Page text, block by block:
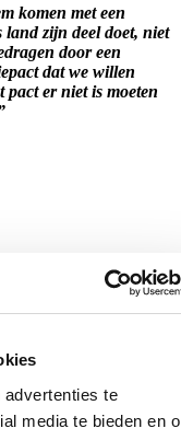
te
media te bieden en
komen met een
zijn deel doet, niet
door een
dat we willen
er niet is moeten